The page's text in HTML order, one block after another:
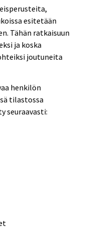
esitetään
Tähän ratkaisuun
ja koska
joutuneita
henkilön
tilastossa
seuraavasti: